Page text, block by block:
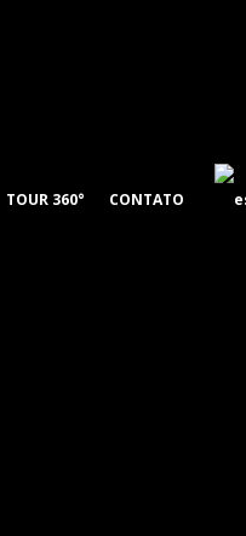
TOUR 360° CONTATO